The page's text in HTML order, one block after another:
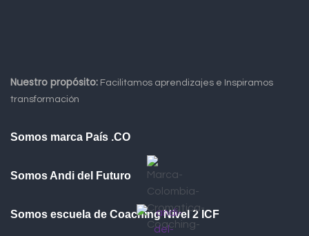
Nuestro propósito: Facilitamos aprendizajes e Inspiramos
transformación
Somos marca País .CO
Somos Andi del Futuro
Somos escuela de Coaching Nivel 2 ICF